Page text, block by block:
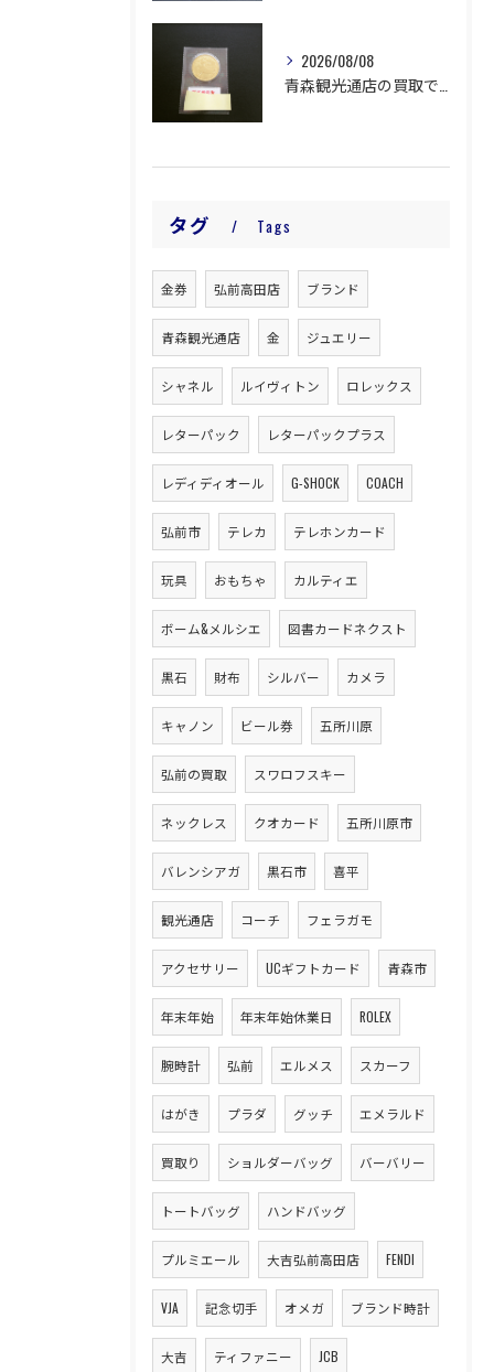
2026/08/08
タグ Tags
金券 弘前高田店 ブランド
青森観光通店 金 ジュエリー
シャネル ルイヴィトン ロレックス
レターパック レターパックプラス
レディディオール G-SHOCK COACH
弘前市 テレカ テレホンカード
玩具 おもちゃ カルティエ
ボーム&メルシエ 図書カードネクスト
黒石 財布 シルバー カメラ
キャノン ビール券 五所川原
弘前の買取 スワロフスキー
ネックレス クオカード 五所川原市
バレンシアガ 黒石市 喜平
観光通店 コーチ フェラガモ
アクセサリー UCギフトカード 青森市
年末年始 年末年始休業日 ROLEX
腕時計 弘前 エルメス スカーフ
はがき プラダ グッチ エメラルド
買取り ショルダーバッグ バーバリー
トートバッグ ハンドバッグ
プルミエール 大吉弘前高田店 FENDI
VJA 記念切手 オメガ ブランド時計
大吉 ティファニー JCB